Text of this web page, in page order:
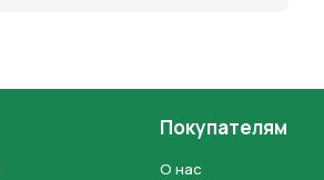
Покупателям
О нас